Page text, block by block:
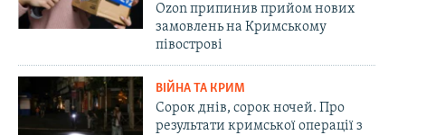
Ozon припинив прийом нових
замовлень на Кримському
півострові
ВІЙНА ТА КРИМ
Сорок днів, сорок ночей. Про
результати кримської операції з